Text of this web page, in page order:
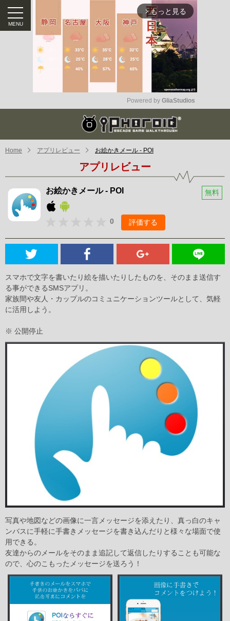
arrow_forward_ios もっと見る
Mute
Powered by GliaStudios
Home アプリレビュー お絵かきメール - POI
アプリレビュー
お絵かきメール - POI 無料
0 評価する
スマホで文字を書いたり絵を描いたりしたものを、そのまま送信す
る事ができるSMSアプリ。
家族間や友人・カップルのコミュニケーションツールとして、気軽
に活用しよう。
※ 公開停止
写真や地図などの画像に一言メッセージを添えたり、真っ白のキャ
ンバスに手軽に手書きメッセージを書き込んだりと様々な場面で使
用できる。
友達からのメールをそのまま追記して返信したりすることも可能な
ので、心のこもったメッセージを送ろう！